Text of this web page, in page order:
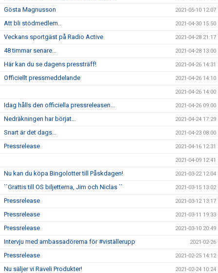
Gösta Magnusson 2021-05-10 12:07
Att bli stödmedlem.. 2021-04-30 15:50
Veckans sportgäst på Radio Active 2021-04-28 21:17
48 timmar senare... 2021-04-28 13:00
Här kan du se dagens pressträff! 2021-04-26 14:31
Officiellt pressmeddelande 2021-04-26 14:10
2021-04-26 14:00
Idag hålls den officiella pressreleasen... 2021-04-26 09:00
Nedräkningen har börjat... 2021-04-24 17:29
Snart är det dags... 2021-04-23 08:00
Pressrelease 2021-04-16 12:31
2021-04-09 12:41
Nu kan du köpa Bingolotter till Påskdagen! 2021-03-22 12:04
``Grattis till OS biljetterna, Jim och Niclas `` 2021-03-15 13:02
Pressrelease 2021-03-12 13:17
Pressrelease 2021-03-11 19:33
Pressrelease 2021-03-10 20:49
Intervju med ambassadörerna för #viställerupp 2021-02-26
Pressrelease 2021-02-25 14:12
Nu säljer vi Raveli Produkter! 2021-02-24 10:24